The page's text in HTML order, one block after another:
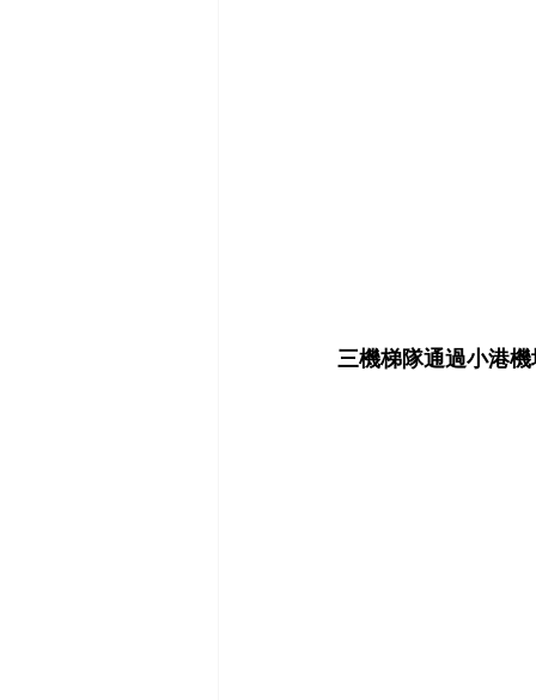
三機梯隊通過小港